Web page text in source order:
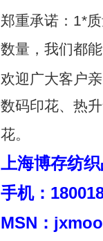
郑重承诺：1*
数量，我们都
欢迎广大客户
数码印花、热
花。
上海博存纺
手机：
MSN：